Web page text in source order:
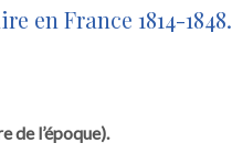
en France 1814-1848.
de l’époque).